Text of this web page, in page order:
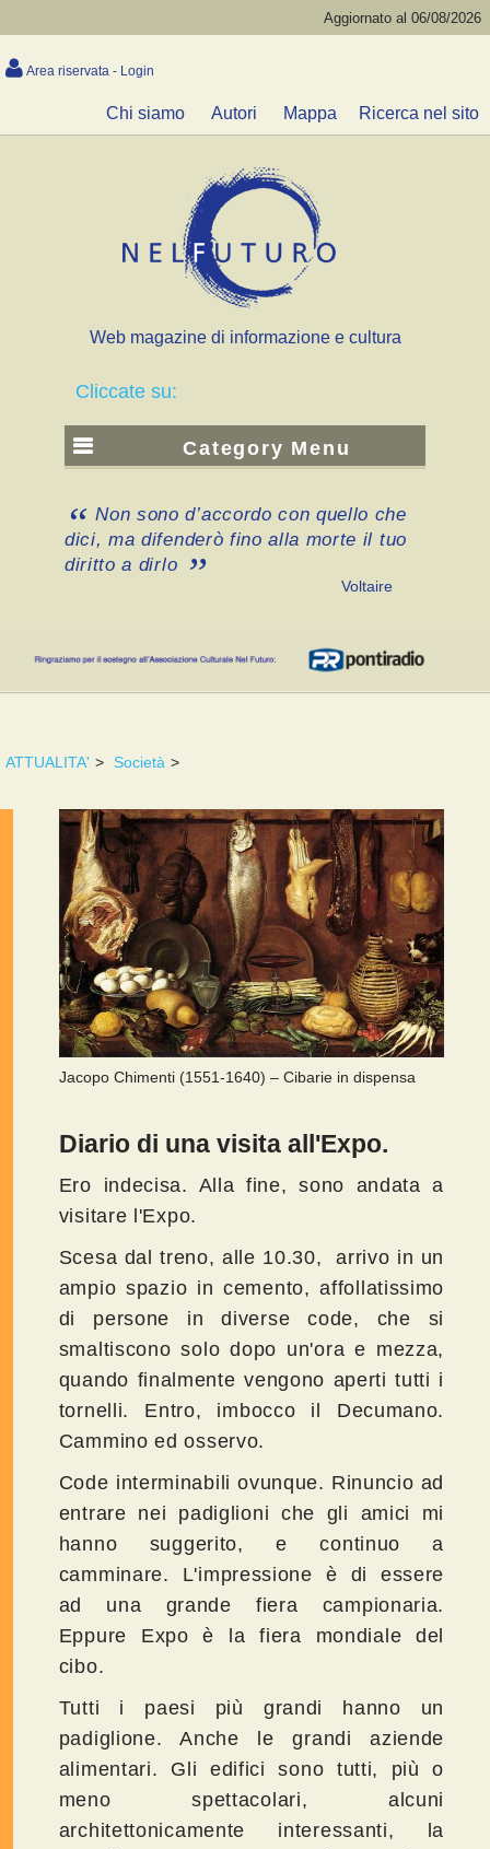
Aggiornato al 06/08/2026
Area riservata - Login
Chi siamo Autori Mappa Ricerca nel sito
Web magazine di informazione e cultura
Cliccate su:
Category Menu
Non sono d’accordo con quello che
dici, ma difenderò fino alla morte il tuo
diritto a dirlo
Voltaire
ATTUALITA' > Società >
Jacopo Chimenti (1551-1640) – Cibarie in dispensa
Diario di una visita all'Expo.
Ero indecisa. Alla fine, sono andata a
visitare l'Expo.
Scesa dal treno, alle 10.30, arrivo in un
ampio spazio in cemento, affollatissimo
di persone in diverse code, che si
smaltiscono solo dopo un'ora e mezza,
quando finalmente vengono aperti tutti i
tornelli. Entro, imbocco il Decumano.
Cammino ed osservo.
Code interminabili ovunque. Rinuncio ad
entrare nei padiglioni che gli amici mi
hanno suggerito, e continuo a
camminare. L'impressione è di essere
ad una grande fiera campionaria.
Eppure Expo è la fiera mondiale del
cibo.
Tutti i paesi più grandi hanno un
padiglione. Anche le grandi aziende
alimentari. Gli edifici sono tutti, più o
meno spettacolari, alcuni
architettonicamente interessanti, la